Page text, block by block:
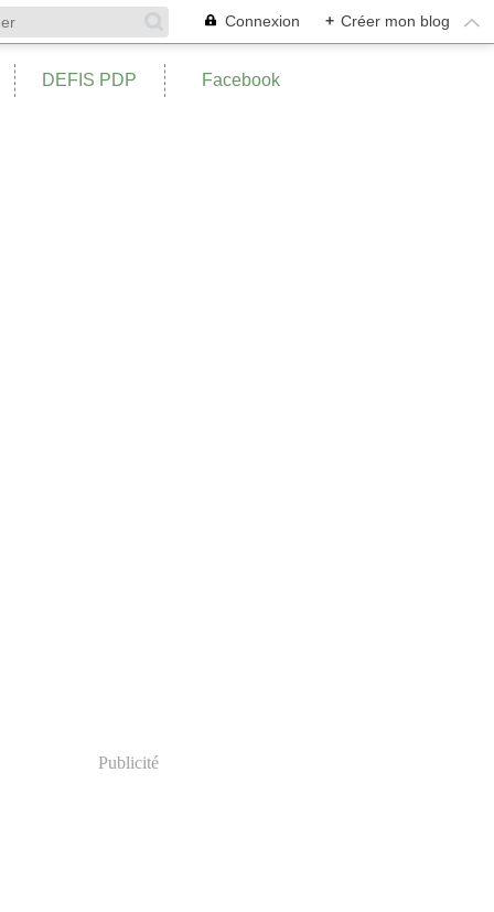
Connexion + Créer mon blog
DEFIS PDP Facebook
Publicité